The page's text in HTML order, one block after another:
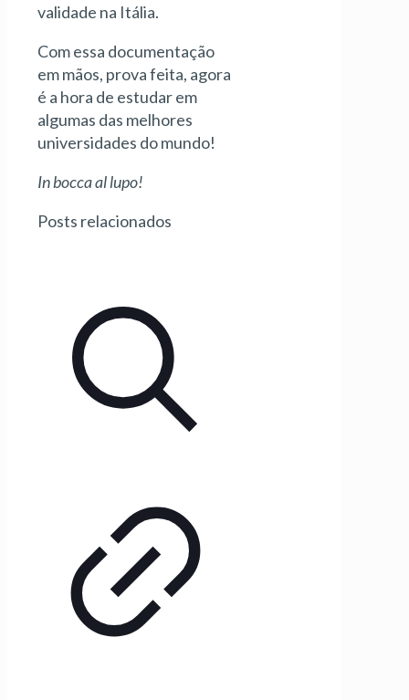
validade na Itália.
Com essa documentação
em mãos, prova feita, agora
é a hora de estudar em
algumas das melhores
universidades do mundo!
In bocca al lupo!
Posts relacionados